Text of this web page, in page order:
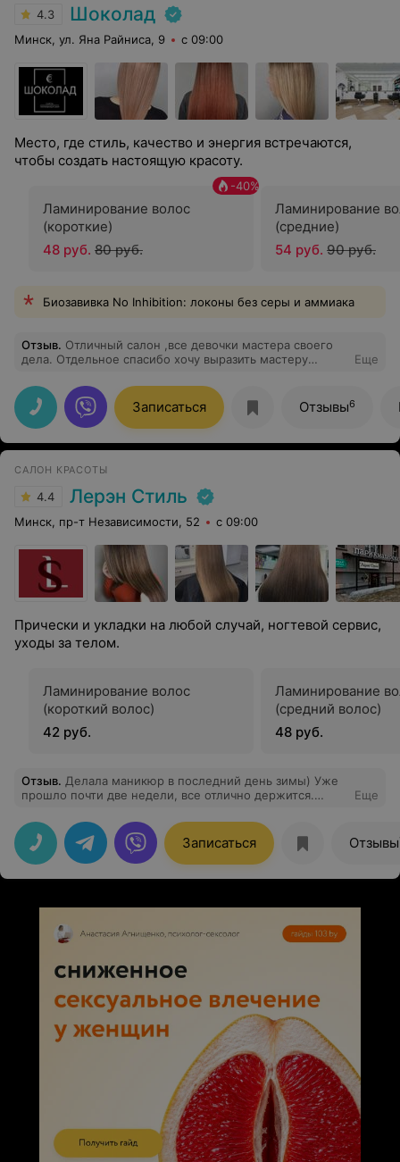
4.3 Шоколад
Минск, ул. Яна Райниса, 9 с 09:00
Место, где стиль, качество и энергия встречаются,
чтобы создать настоящую красоту.
Ламинирование волос
(короткие)
-40%
48 руб. 80 руб.
Ламинирование
(средние)
54 руб. 90 руб.
Биозавивка No Inhibition: локоны без серы и аммиака
Отзыв. Отличный салон ,все девочки мастера своего
дела. Отдельное спасибо хочу выразить мастеру
довольна все получилось как я хотела
Еще
Записаться Отзывы6
САЛОН КРАСОТЫ
4.4 Лерэн Стиль
Минск, пр-т Независимости, 52 с 09:00
Прически и укладки на любой случай, ногтевой сервис,
уходы за телом.
Ламинирование волос
(короткий волос)
42 руб.
Ламинирование
(средний волос)
48 руб.
Отзыв. Делала маникюр в последний день зимы) Уже
прошло почти две недели, все отлично держится.
Еще
Записаться Отзывы